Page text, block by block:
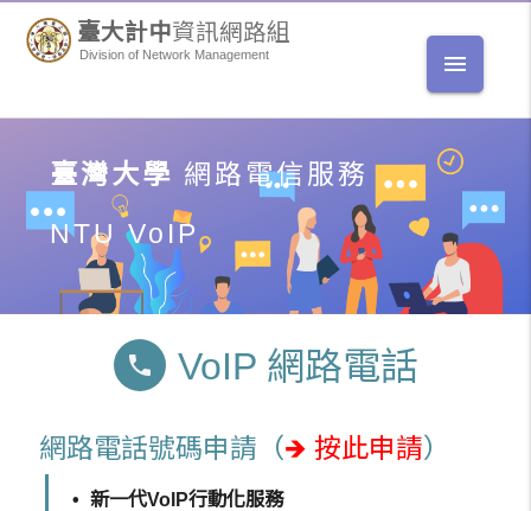
臺大計中資訊網路組
Division of Network Management menu
臺灣大學 網路電信服務
NTU VoIP
phone VoIP 網路電話
網路電話號碼申請（🡺 按此申請）
新一代VoIP行動化服務